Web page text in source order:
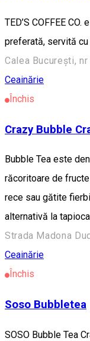
TED’S COFFEE
preferată, servită
Calea București,
Ceainărie
Închis
Crazy Bubble
Bubble Tea este
răcoritoare de
rece sau gătite
alternativă la
Strada Madona
Ceainărie
Închis
Soso Bubbletea
SOSO Bubble Tea